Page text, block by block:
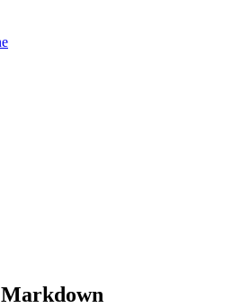
Markdown